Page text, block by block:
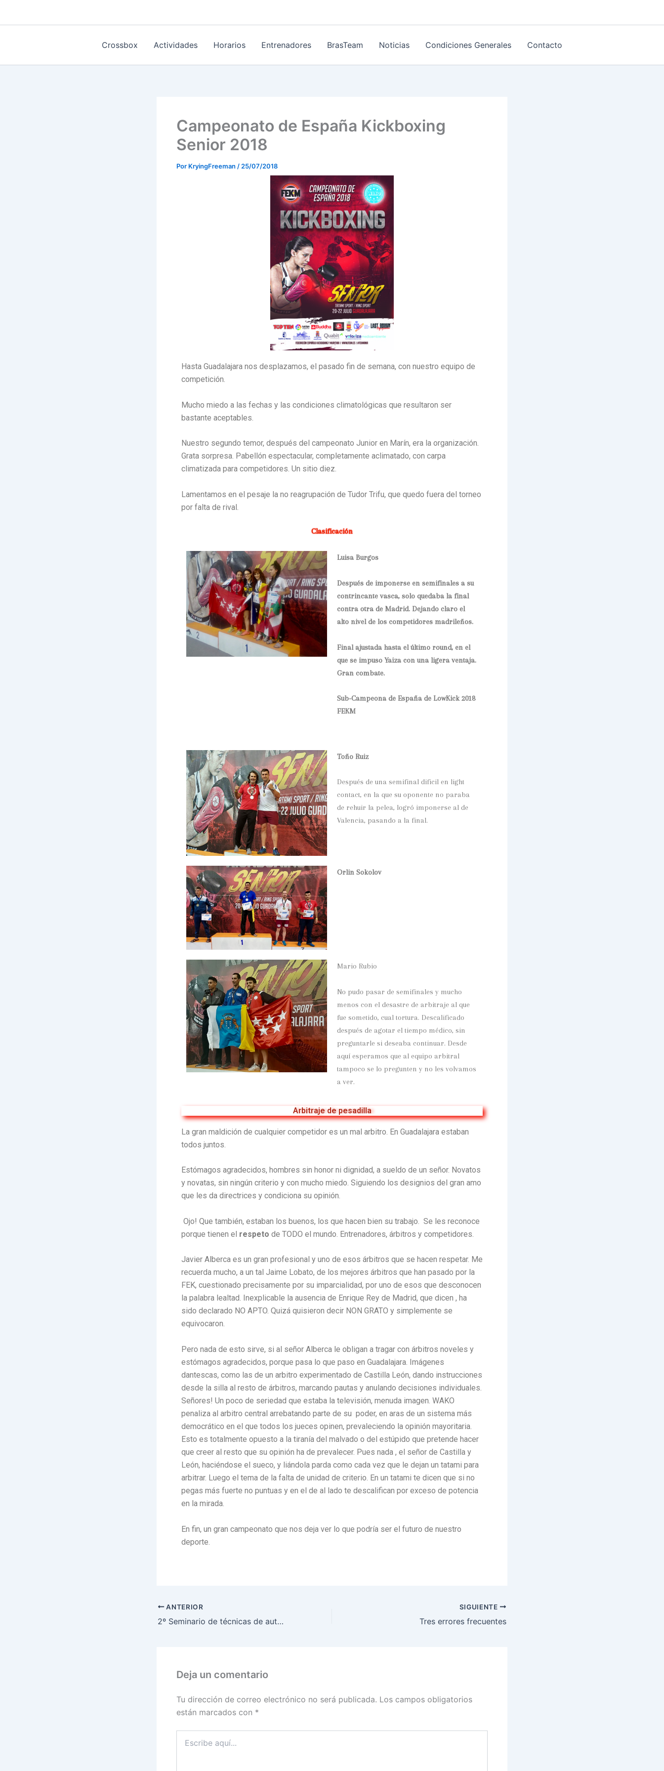
Crossbox
Actividades Horarios Entrenadores BrasTeam Noticias Condiciones Generales Contacto
Campeonato de España Kickboxing
Senior 2018
Por KryingFreeman / 25/07/2018
Hasta Guadalajara nos desplazamos, el pasado fin de semana, con nuestro equipo de
competición.
Mucho miedo a las fechas y las condiciones climatológicas que resultaron ser
bastante aceptables.
Nuestro segundo temor, después del campeonato Junior en Marín, era la organización.
Grata sorpresa. Pabellón espectacular, completamente aclimatado, con carpa
climatizada para competidores. Un sitio diez.
Lamentamos en el pesaje la no reagrupación de Tudor Trifu, que quedo fuera del torneo
por falta de rival.
Clasificación
Luisa Burgos
Después de imponerse en semifinales a su
contrincante vasca, solo quedaba la final
contra otra de Madrid. Dejando claro el
alto nivel de los competidores madrileños.
Final ajustada hasta el último round, en el
que se impuso Yaiza con una ligera ventaja.
Gran combate.
Sub-Campeona de España de LowKick 2018
FEKM
Toño Ruiz
Después de una semifinal dificil en light
contact, en la que su oponente no paraba
de rehuir la pelea, logró imponerse al de
Valencia, pasando a la final.
Orlin Sokolov
Mario Rubio
No pudo pasar de semifinales y mucho
menos con el desastre de arbitraje al que
fue sometido, cual tortura. Descalificado
después de agotar el tiempo médico, sin
preguntarle si deseaba continuar. Desde
aquí esperamos que al equipo arbitral
tampoco se lo pregunten y no les volvamos
a ver.
Arbitraje de pesadilla
La gran maldición de cualquier competidor es un mal arbitro. En Guadalajara estaban
todos juntos.
Estómagos agradecidos, hombres sin honor ni dignidad, a sueldo de un señor. Novatos
y novatas, sin ningún criterio y con mucho miedo. Siguiendo los designios del gran amo
que les da directrices y condiciona su opinión.
Ojo! Que también, estaban los buenos, los que hacen bien su trabajo. Se les reconoce
porque tienen el respeto de TODO el mundo. Entrenadores, árbitros y competidores.
Javier Alberca es un gran profesional y uno de esos árbitros que se hacen respetar. Me
recuerda mucho, a un tal Jaime Lobato, de los mejores árbitros que han pasado por la
FEK, cuestionado precisamente por su imparcialidad, por uno de esos que desconocen
la palabra lealtad. Inexplicable la ausencia de Enrique Rey de Madrid, que dicen , ha
sido declarado NO APTO. Quizá quisieron decir NON GRATO y simplemente se
equivocaron.
Pero nada de esto sirve, si al señor Alberca le obligan a tragar con árbitros noveles y
estómagos agradecidos, porque pasa lo que paso en Guadalajara. Imágenes
dantescas, como las de un arbitro experimentado de Castilla León, dando instrucciones
desde la silla al resto de árbitros, marcando pautas y anulando decisiones individuales.
Señores! Un poco de seriedad que estaba la televisión, menuda imagen. WAKO
penaliza al arbitro central arrebatando parte de su poder, en aras de un sistema más
democrático en el que todos los jueces opinen, prevaleciendo la opinión mayoritaria.
Esto es totalmente opuesto a la tiranía del malvado o del estúpido que pretende hacer
que creer al resto que su opinión ha de prevalecer. Pues nada , el señor de Castilla y
León, haciéndose el sueco, y liándola parda como cada vez que le dejan un tatami para
arbitrar. Luego el tema de la falta de unidad de criterio. En un tatami te dicen que si no
pegas más fuerte no puntuas y en el de al lado te descalifican por exceso de potencia
en la mirada.
En fin, un gran campeonato que nos deja ver lo que podría ser el futuro de nuestro
deporte.
ANTERIOR
2º Seminario de técnicas de autoprotección femenina
SIGUIENTE
Tres errores frecuentes
Deja un comentario
Tu dirección de correo electrónico no será publicada. Los campos obligatorios
están marcados con *
aquí...